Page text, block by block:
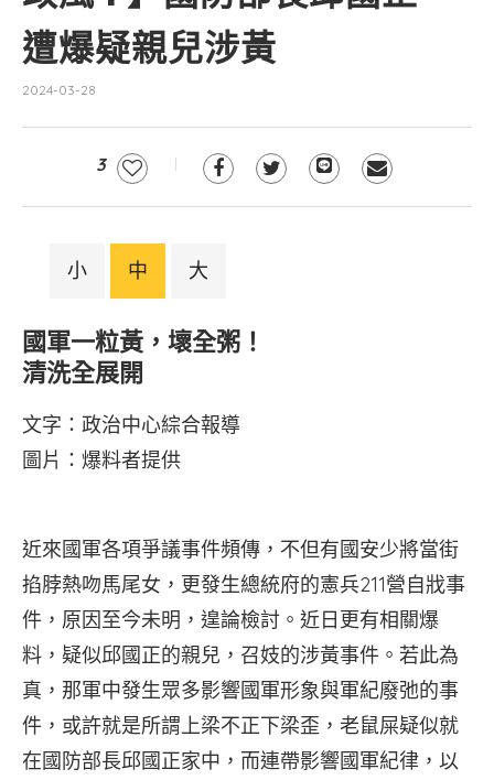
遭爆疑親兒涉黃
2024-03-28
3
小 中 大
國軍一粒黃，壞全粥！
清洗全展開
文字：政治中心綜合報導
圖片：爆料者提供
近來國軍各項爭議事件頻傳，不但有國安少將當街
掐脖熱吻馬尾女，更發生總統府的憲兵211營自戕事
件，原因至今未明，遑論檢討。近日更有相關爆
料，疑似邱國正的親兒，召妓的涉黃事件。若此為
真，那軍中發生眾多影響國軍形象與軍紀廢弛的事
件，或許就是所謂上梁不正下梁歪，老鼠屎疑似就
在國防部長邱國正家中，而連帶影響國軍紀律，以